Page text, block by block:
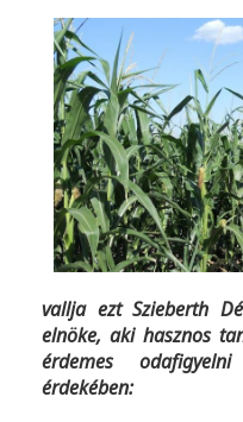
vallja ezt Szieberth
elnöke, aki hasznos
érdemes
érdekében: